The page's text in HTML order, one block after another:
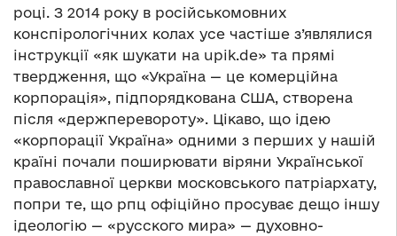
році. З 2014 року в російськомовних
конспірологічних колах усе частіше з’являлися
інструкції «як шукати на upik.de» та прямі
твердження, що «Україна — це комерційна
корпорація», підпорядкована США, створена
після «держперевороту». Цікаво, що ідею
«корпорації Україна» одними з перших у нашій
країні почали поширювати віряни Української
православної церкви московського патріархату,
попри те, що рпц офіційно просуває дещо іншу
ідеологію — «русского мира» — духовно-